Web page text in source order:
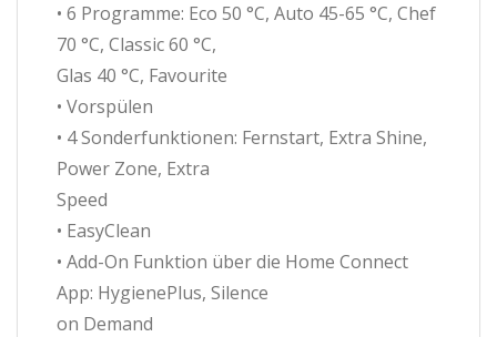
• 6 Programme: Eco 50 °C, Auto 45-65 °C, Chef
70 °C, Classic 60 °C,
Glas 40 °C, Favourite
• Vorspülen
• 4 Sonderfunktionen: Fernstart, Extra Shine,
Power Zone, Extra
Speed
• EasyClean
• Add-On Funktion über die Home Connect
App: HygienePlus, Silence
on Demand